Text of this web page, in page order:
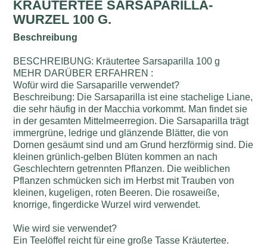
KRÄUTERTEE SARSAPARILLA-
WURZEL 100 G.
Beschreibung
BESCHREIBUNG: Kräutertee Sarsaparilla 100 g
MEHR DARÜBER ERFAHREN :
Wofür wird die Sarsaparille verwendet?
Beschreibung: Die Sarsaparilla ist eine stachelige Liane,
die sehr häufig in der Macchia vorkommt. Man findet sie
in der gesamten Mittelmeerregion. Die Sarsaparilla trägt
immergrüne, ledrige und glänzende Blätter, die von
Dornen gesäumt sind und am Grund herzförmig sind. Die
kleinen grünlich-gelben Blüten kommen an nach
Geschlechtern getrennten Pflanzen. Die weiblichen
Pflanzen schmücken sich im Herbst mit Trauben von
kleinen, kugeligen, roten Beeren. Die rosaweiße,
knorrige, fingerdicke Wurzel wird verwendet.
Wie wird sie verwendet?
Ein Teelöffel reicht für eine große Tasse Kräutertee.